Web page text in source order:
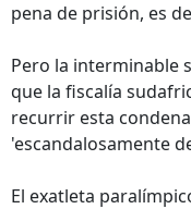
pena de prisión, es
Pero la interminable
que la fiscalía
recurrir esta
'escandalosamente
El exatleta